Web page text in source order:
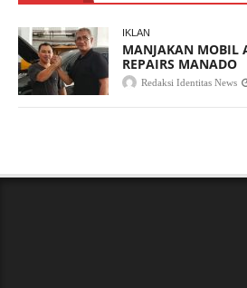
IKLAN
MANJAKAN MOBIL
REPAIRS MANADO
Redaksi Identitas News